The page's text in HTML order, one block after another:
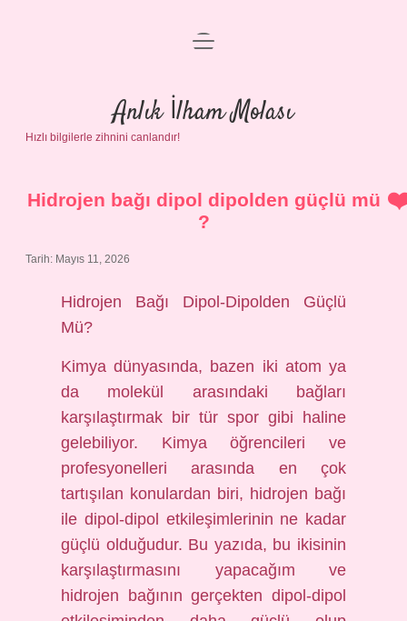
Anasayfa
Gizlilik Politikası
Yasal Uyarı
menüyü
Anlık İlham Molası
Hızlı bilgilerle zihnini canlandır!
Hidrojen bağı dipol dipolden güçlü mü
?
Tarih: Mayıs 11, 2026
Hidrojen Bağı Dipol-Dipolden Güçlü
Mü?
Kimya dünyasında, bazen iki atom ya
da molekül arasındaki bağları
karşılaştırmak bir tür spor gibi haline
gelebiliyor. Kimya öğrencileri ve
profesyonelleri arasında en çok
tartışılan konulardan biri, hidrojen bağı
ile dipol-dipol etkileşimlerinin ne kadar
güçlü olduğudur. Bu yazıda, bu ikisinin
karşılaştırmasını yapacağım ve
hidrojen bağının gerçekten dipol-dipol